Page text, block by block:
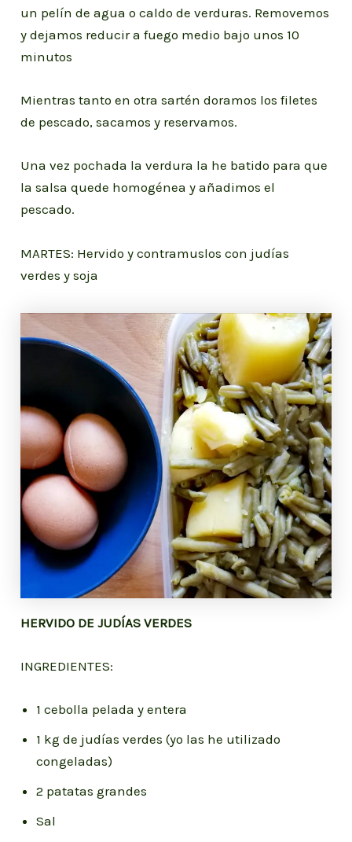
un pelín de agua o caldo de verduras. Removemos
y dejamos reducir a fuego medio bajo unos 10
minutos
Mientras tanto en otra sartén doramos los filetes
de pescado, sacamos y reservamos.
Una vez pochada la verdura la he batido para que
la salsa quede homogénea y añadimos el
pescado.
MARTES: Hervido y contramuslos con judías
verdes y soja
HERVIDO DE JUDÍAS VERDES
INGREDIENTES:
1 cebolla pelada y entera
1 kg de judías verdes (yo las he utilizado
congeladas)
2 patatas grandes
Sal